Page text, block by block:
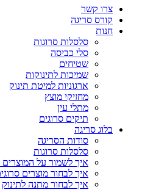
צרו קשר
קורס סריגה
חנות
סלסלות סרוגות
סלי כביסה
שטיחים
שמיכות לתינוקות
ארגוניות למיטת תינוק
מחזיקי מוצץ
מתלי עין
תיקים סרוגים
בלוג סריגה
סודות הסריגה
סלסלות סרוגות
איך לשמור על המוצרים
איך לבחור מוצרים
איך לבחור מתנה לתינוק